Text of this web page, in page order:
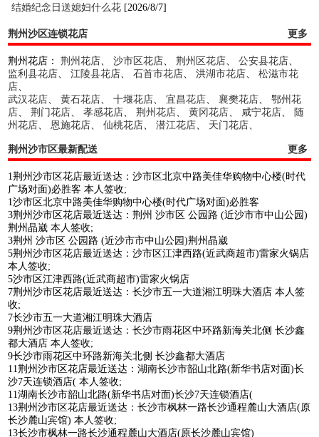
结婚纪念日送媳妇什么花 [2026/8/7]
荆州沙区连锁花店 更多
荆州花店：荆州花店、沙市区花店、荆州区花店、公安县花店、
监利县花店、江陵县花店、石首市花店、洪湖市花店、松滋市花
店、
武汉花店、黄石花店、十堰花店、宜昌花店、襄樊花店、鄂州花
店、荆门花店、孝感花店、荆州花店、黄冈花店、 咸宁花店、
随
州花店、恩施花店、仙桃花店、潜江花店、 天门花店、
荆州沙市区最新配送 更多
1荆州沙市区花店最近送达：沙市区北京中路美佳华购物中心楼(时代
广场对面)必胜客 本人签收;
1沙市区北京中路美佳华购物中心楼(时代广场对面)必胜客
3荆州沙市区花店最近送达：荆州 沙市区 公园路 (近沙市市中山公园)
荆州晶崴 本人签收;
3荆州 沙市区 公园路 (近沙市市中山公园)荆州晶崴
5荆州沙市区花店最近送达：沙市区江津西路(近武商超市)雷家火锅店
本人签收;
5沙市区江津西路(近武商超市)雷家火锅店
7荆州沙市区花店最近送达：长沙市五一大道湘江明珠大酒店 本人签
收;
7长沙市五一大道湘江明珠大酒店
9荆州沙市区花店最近送达：长沙市雨花区中环路新海关北侧 长沙鑫
都大酒店 本人签收;
9长沙市雨花区中环路新海关北侧 长沙鑫都大酒店
11荆州沙市区花店最近送达：湖南长沙市韶山北路(新华书店对面)长
沙7天连锁酒店( 本人签收;
11湖南长沙市韶山北路(新华书店对面)长沙7天连锁酒店(
13荆州沙市区花店最近送达：长沙市枫林一路长沙通程麓山大酒店(原
长沙麓山宾馆) 本人签收;
13长沙市枫林一路长沙通程麓山大酒店(原长沙麓山宾馆)